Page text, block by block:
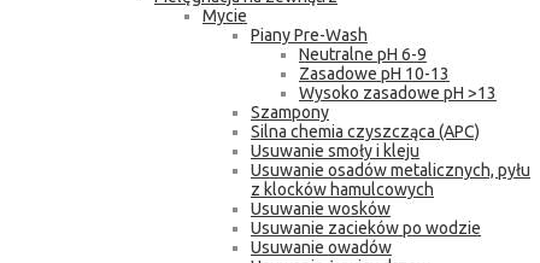
Mycie
Piany Pre-Wash
Neutralne pH 6-9
Zasadowe pH 10-13
Wysoko zasadowe pH >13
Szampony
Silna chemia czyszcząca (APC)
Usuwanie smoły i kleju
Usuwanie osadów metalicznych, pyłu
z klocków hamulcowych
Usuwanie wosków
Usuwanie zacieków po wodzie
Usuwanie owadów